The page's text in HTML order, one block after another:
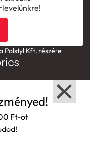
Polstyl Kft. részére
Ft-ot